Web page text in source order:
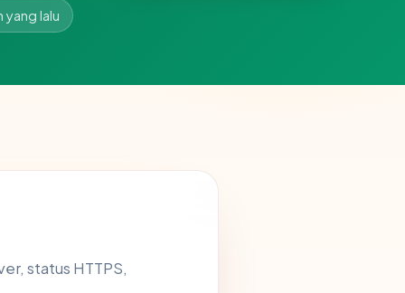
yang lalu
status HTTPS,